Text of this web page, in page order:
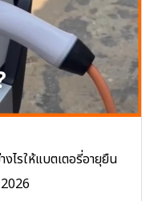
งไรให้แบตเตอรี่อายุยืน